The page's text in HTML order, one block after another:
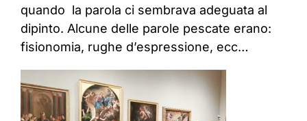
quando la parola ci sembrava adeguata al
dipinto. Alcune delle parole pescate erano:
fisionomia, rughe d’espressione, ecc…